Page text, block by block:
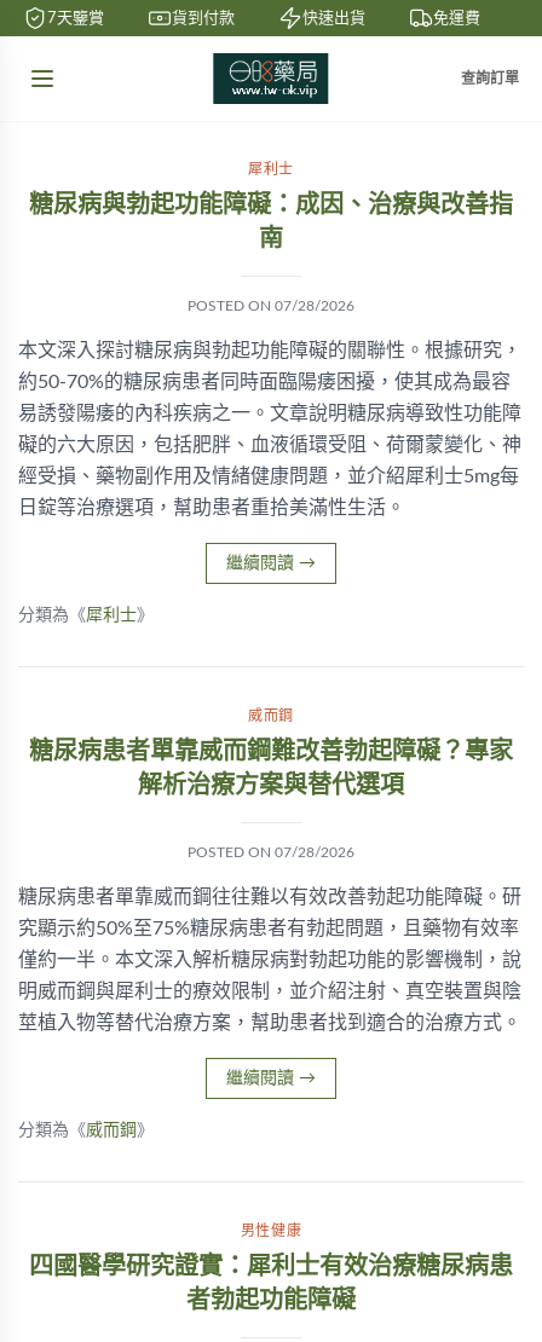
7天鑒賞 貨到付款 快速出貨 免運費
查詢訂單
犀利士
糖尿病與勃起功能障礙：成因、治療與改善指
南
POSTED ON 07/28/2026
本文深入探討糖尿病與勃起功能障礙的關聯性。根據研究，
約50-70%的糖尿病患者同時面臨陽痿困擾，使其成為最容
易誘發陽痿的內科疾病之一。文章說明糖尿病導致性功能障
礙的六大原因，包括肥胖、血液循環受阻、荷爾蒙變化、神
經受損、藥物副作用及情緒健康問題，並介紹犀利士5mg每
日錠等治療選項，幫助患者重拾美滿性生活。
繼續閱讀 →
分類為《犀利士》
威而鋼
糖尿病患者單靠威而鋼難改善勃起障礙？專家
解析治療方案與替代選項
POSTED ON 07/28/2026
糖尿病患者單靠威而鋼往往難以有效改善勃起功能障礙。研
究顯示約50%至75%糖尿病患者有勃起問題，且藥物有效率
僅約一半。本文深入解析糖尿病對勃起功能的影響機制，說
明威而鋼與犀利士的療效限制，並介紹注射、真空裝置與陰
莖植入物等替代治療方案，幫助患者找到適合的治療方式。
繼續閱讀 →
分類為《威而鋼 》
男性健康
四國醫學研究證實：犀利士有效治療糖尿病患
者勃起功能障礙